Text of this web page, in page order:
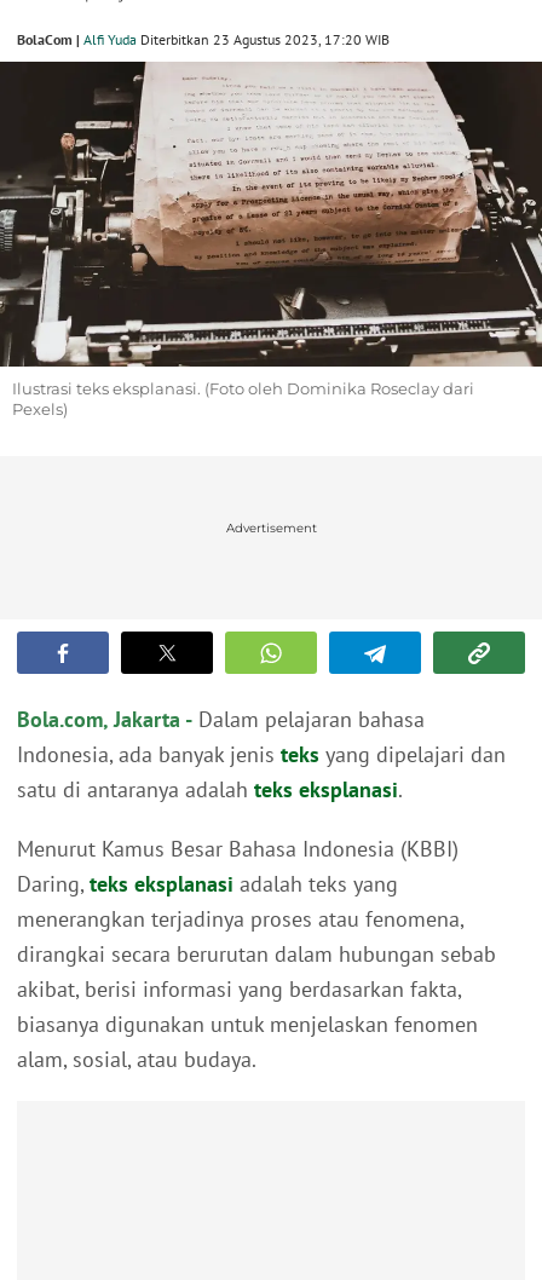
BolaCom | Alfi Yuda Diterbitkan 23 Agustus 2023, 17:20 WIB
Ilustrasi teks eksplanasi. (Foto oleh Dominika Roseclay dari
Pexels)
Advertisement
Bola.com, Jakarta - Dalam pelajaran bahasa
Indonesia, ada banyak jenis teks yang dipelajari dan
satu di antaranya adalah teks eksplanasi.
Menurut Kamus Besar Bahasa Indonesia (KBBI)
Daring, teks eksplanasi adalah teks yang
menerangkan terjadinya proses atau fenomena,
dirangkai secara berurutan dalam hubungan sebab
akibat, berisi informasi yang berdasarkan fakta,
biasanya digunakan untuk menjelaskan fenomen
alam, sosial, atau budaya.